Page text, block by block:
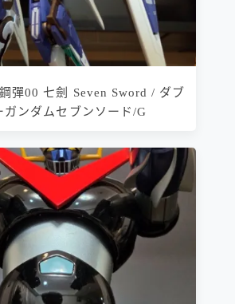
彈00 七劍 Seven Sword / ダブ
ガンダムセブンソード/G